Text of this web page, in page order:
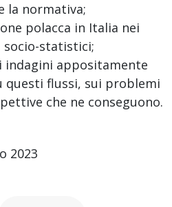
la normativa;
polacca in Italia nei
statistici;
indagini appositamente
questi flussi, sui problemi
che ne conseguono.
2023